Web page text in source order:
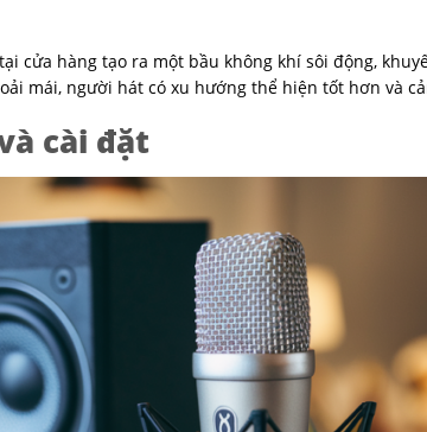
cửa hàng tạo ra một bầu không khí sôi động,
mái, người hát có xu hướng thể hiện tốt hơn và
cài đặt